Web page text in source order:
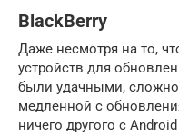
BlackBerry
Даже несмотря на то,
устройств для
были удачными,
медленной с
ничего другого с